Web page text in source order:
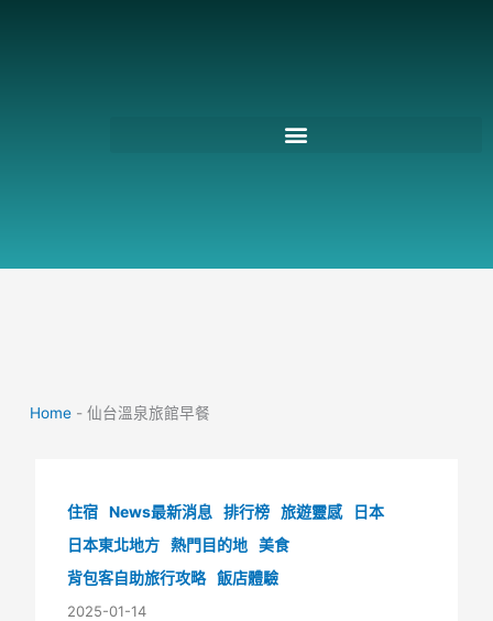
Home -仙台溫泉旅館早餐
住宿 News最新消息 排行榜 旅遊靈感
日本
日本東北地方 熱門目的地 美食
背包客自助旅行攻略 飯店體驗
2025-01-14